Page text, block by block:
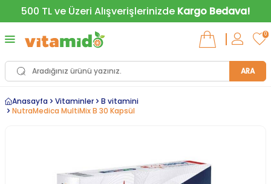
500 TL ve Üzeri Alışverişlerinizde Kargo Bedava!
ARA
0
Anasayfa Vitaminler
B vitamini
NutraMedica MultiMix B 30 Kapsül